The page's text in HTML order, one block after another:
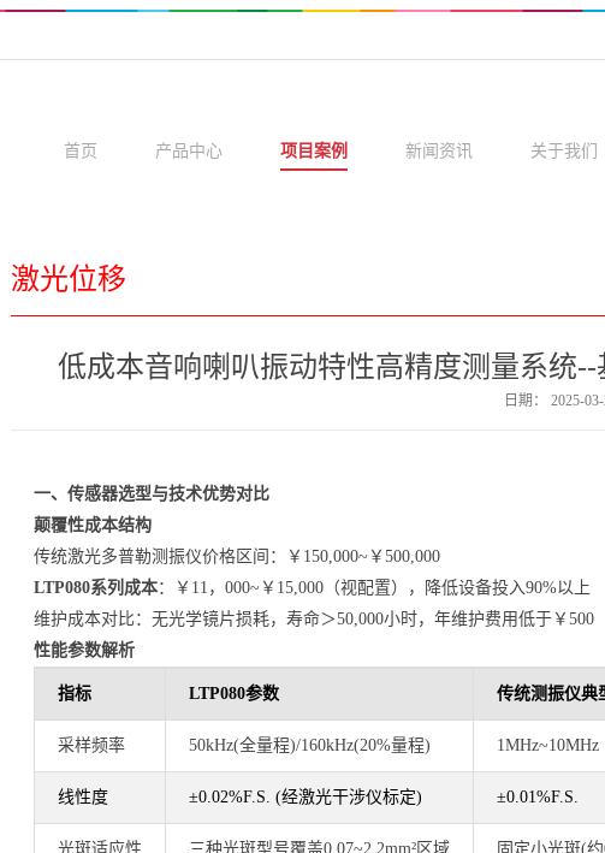
首页 产品中心 项目案例 新闻资讯 关于我们
激光位移
低成本音响喇叭振动特性高精度测量系统
日期： 2025-
一、传感器选型与技术优势对比
颠覆性成本结构
传统激光多普勒测振仪价格区间：￥150,000~￥500,000
LTP080系列成本：￥11，000~￥15,000（视配置），降低设备投入90%以上
维护成本对比：无光学镜片损耗，寿命＞50,000小时，年维护费用低于￥500
性能参数解析
指标 LTP080参数 传统测振仪典
采样频率 50kHz(全量程)/160kHz(20%量程) 1MHz~10MHz
线性度 ±0.02%F.S. (经激光干涉仪标定) ±0.01%F.S.
光斑适应性 三种光斑型号覆盖0.07~2.2mm²区域 固定小光斑(约